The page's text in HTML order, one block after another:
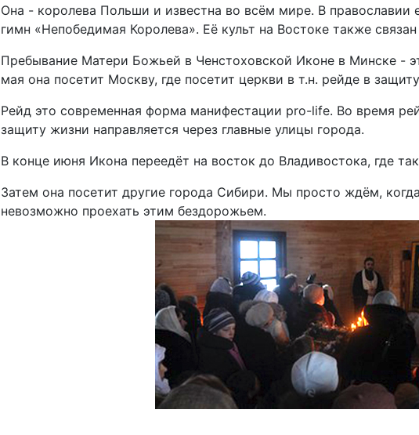
Она - королева Польши и известна во всём мире. В православии
гимн «Непобедимая Королева». Её культ на Востоке также
Пребывание Матери Божьей в Ченстоховской Иконе в Минске -
мая она посетит Москву, где посетит церкви в т.н. рейде в
Рейд это современная форма манифестации pro-life. Во время
защиту жизни направляется через главные улицы города.
В конце июня Икона переедёт на восток до Владивостока, где
Затем она посетит другие города Сибири. Мы просто ждём,
невозможно проехать этим бездорожьем.